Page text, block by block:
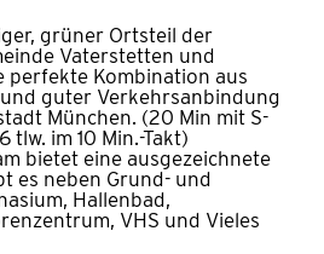
grüner Ortsteil der
Vaterstetten und
perfekte Kombination aus
guter Verkehrsanbindung
München. (20 Min mit S-
tlw. im 10 Min.-Takt)
bietet eine ausgezeichnete
es neben Grund- und
Hallenbad,
VHS und Vieles